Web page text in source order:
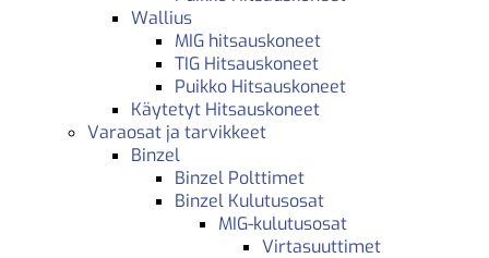
Wallius
MIG hitsauskoneet
TIG Hitsauskoneet
Puikko Hitsauskoneet
Käytetyt Hitsauskoneet
Varaosat ja tarvikkeet
Binzel
Binzel Polttimet
Binzel Kulutusosat
MIG-kulutusosat
Virtasuuttimet